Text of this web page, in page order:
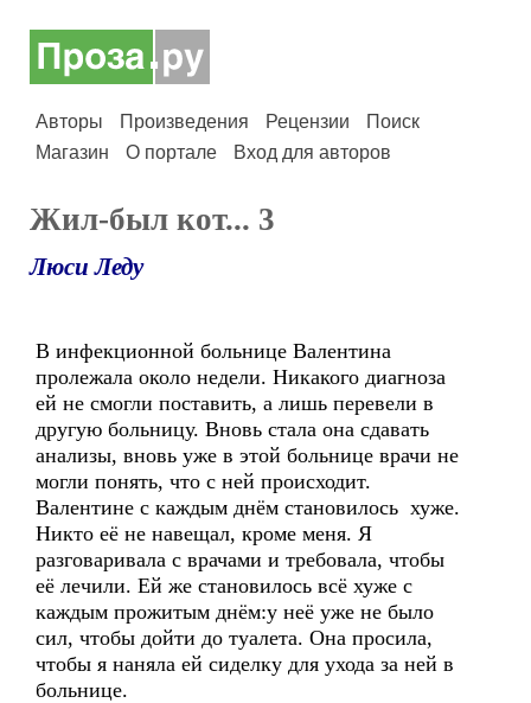
Авторы Произведения Рецензии
Поиск
Магазин
О портале Вход для авторов
Жил-был кот... 3
Люси Леду
В инфекционной больнице Валентина
пролежала около недели. Никакого диагноза
ей не смогли поставить, а лишь перевели в
другую больницу. Вновь стала она сдавать
анализы, вновь уже в этой больнице врачи не
могли понять, что с ней происходит.
Валентине с каждым днём становилось хуже.
Никто её не навещал, кроме меня. Я
разговаривала с врачами и требовала, чтобы
её лечили. Ей же становилось всё хуже с
каждым прожитым днём:у неё уже не было
сил, чтобы дойти до туалета. Она просила,
чтобы я наняла ей сиделку для ухода за ней в
больнице.